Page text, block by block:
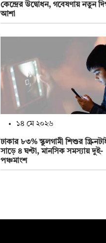
কেন্দ্রের উদ্বোধন, গবেষণায় নতুন
আশা
১৪ মে ২০২৬
ঢাকার ৮৩% স্কুলগামী শিশুর
সাড়ে ৪ ঘণ্টা, মানসিক সমস্যায় দুই-
পঞ্চমাংশ